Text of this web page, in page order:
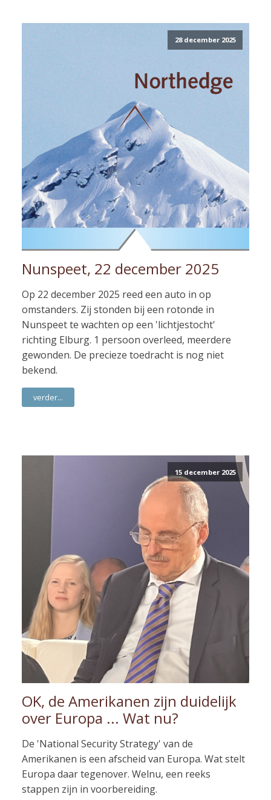
28 december 2025
Nunspeet, 22 december 2025
Op 22 december 2025 reed een auto in op
omstanders. Zij stonden bij een rotonde in
Nunspeet te wachten op een 'lichtjestocht'
richting Elburg. 1 persoon overleed, meerdere
gewonden. De precieze toedracht is nog niet
bekend.
verder...
15 december 2025
OK, de Amerikanen zijn duidelijk
over Europa ... Wat nu?
De 'National Security Strategy' van de
Amerikanen is een afscheid van Europa. Wat stelt
Europa daar tegenover. Welnu, een reeks
stappen zijn in voorbereiding.